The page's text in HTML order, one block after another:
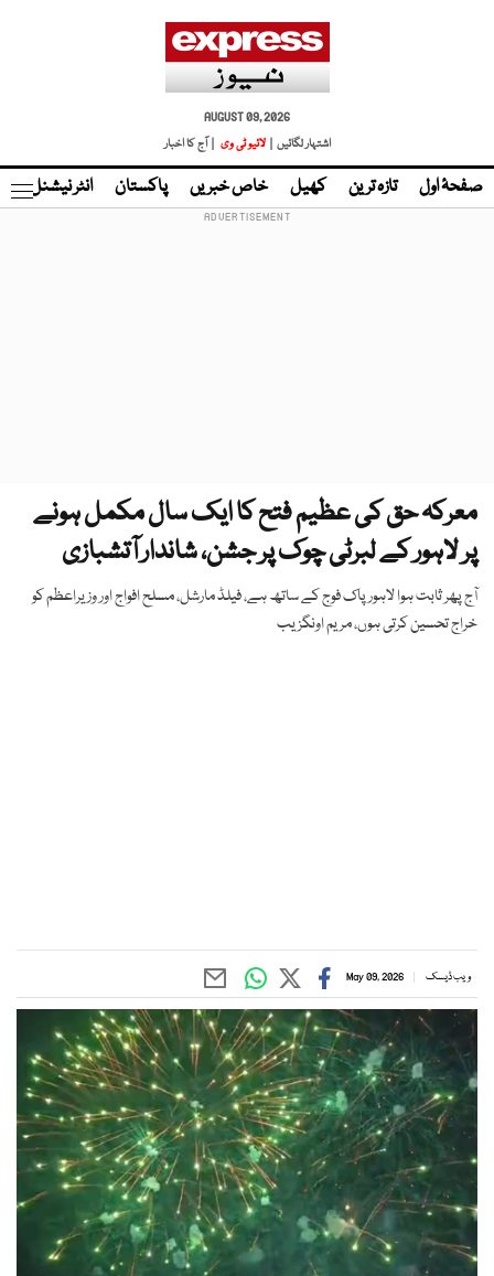
AUGUST 09, 2026
اشتہار لگائیں |
لائیو ٹی وی | آج کا اخبار
صفحۂ اول تازہ ترین کھیل خاص خبریں پاکستان انٹر نیشنل
معرکہ حق کی عظیم فتح کا ایک سال مکمل ہونے
پر لاہور کے لبرٹی چوک پر جشن، شاندار آتشبازی
آج پھر ثابت ہوا لاہور پاک فوج کے ساتھ ہے، فیلڈ مارشل، مسلح افواج اور وزیراعظم کو
خراج تحسین کرتی ہوں، مریم اونگزیب
ویب ڈیسک May 09, 2026